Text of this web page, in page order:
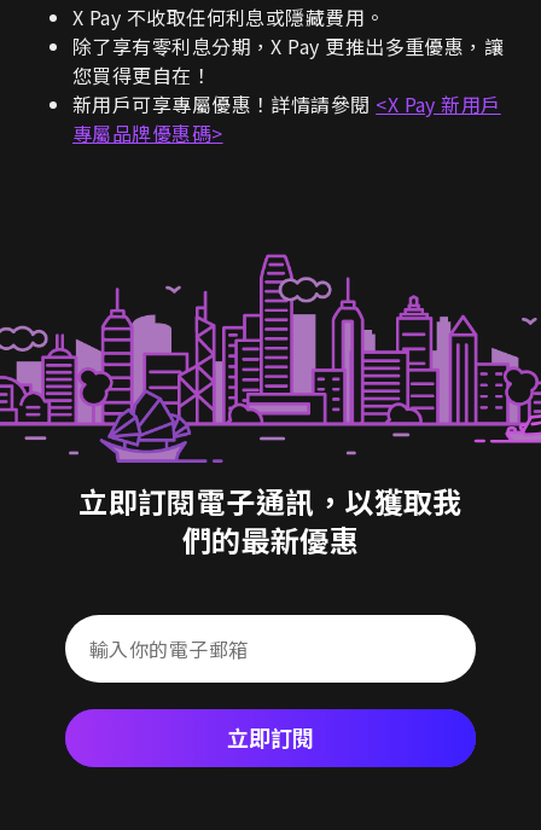
X Pay 不收取任何利息或隱藏費用。
除了享有零利息分期，X Pay 更推出多重優惠，讓
您買得更自在！
新用戶可享專屬優惠！詳情請參閱 <X Pay 新用戶
專屬品牌優惠碼>
立即訂閱電子通訊，以獲取我
們的最新優惠
立即訂閱